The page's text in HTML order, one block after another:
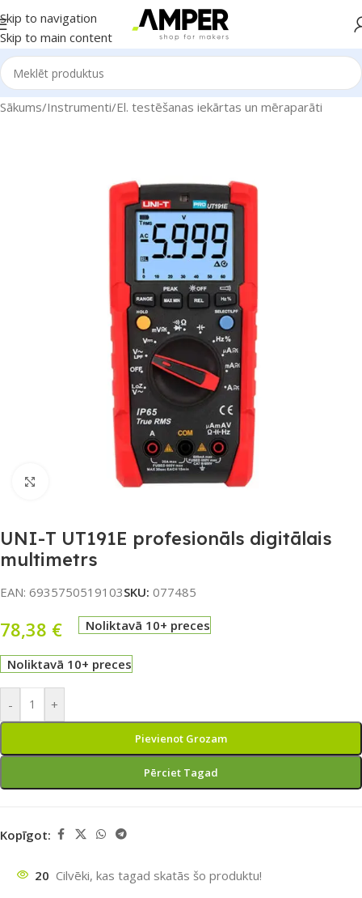
Skip to navigation
Skip to main content
Sākums/Instrumenti/El. testēšanas iekārtas un mēraparāti
Noklikšķiniet, lai palielinātu
UNI-T UT191E profesionāls digitālais
multimetrs
EAN: 6935750519103SKU: 077485
78,38 € Noliktavā 10+ preces
Noliktavā 10+ preces
- +
Pievienot Grozam
Pērciet Tagad
Kopīgot:
20 Cilvēki, kas tagad skatās šo produktu!